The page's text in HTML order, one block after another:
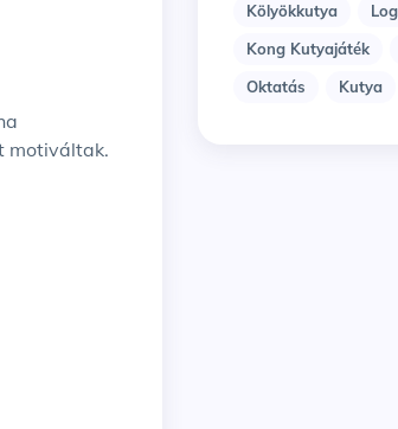
motiváltak.
Kölyökkutya
Kong Kutyajáték
Oktatás
Kutya